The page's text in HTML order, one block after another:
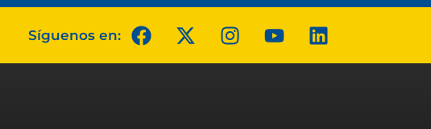
Síguenos en: